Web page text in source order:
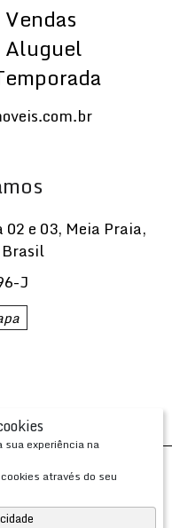
experiência na
através do seu
02 e 03, Meia Praia,
Brasil
J
Imobiliária